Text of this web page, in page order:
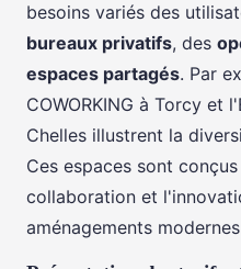
besoins variés des
bureaux privatifs, des
espaces partagés. Par
COWORKING à Torcy et
Chelles illustrent la
Ces espaces sont
collaboration et
aménagements